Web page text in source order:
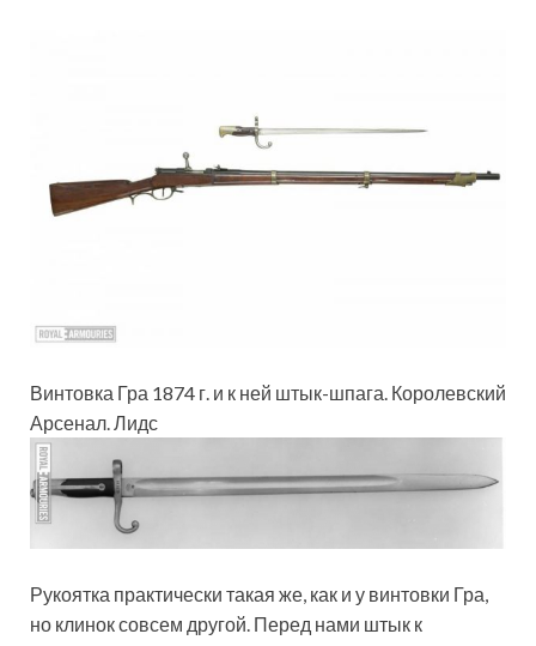
Винтовка Гра 1874 г. и к ней штык-шпага. Королевский
Арсенал. Лидс
Рукоятка практически такая же, как и у винтовки Гра,
но клинок совсем другой. Перед нами штык к